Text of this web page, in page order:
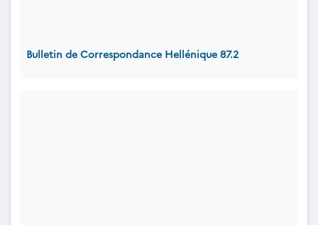
Bulletin de Correspondance Hellénique 87.2